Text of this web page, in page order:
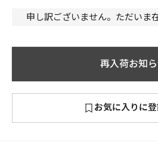
2026NEW PRODUCTS
申し訳ございません。ただいま
再入荷お知
お気に入りに